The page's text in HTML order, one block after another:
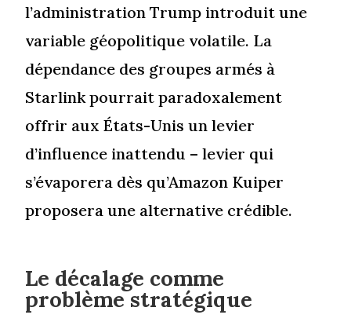
l’administration Trump introduit une
variable géopolitique volatile. La
dépendance des groupes armés à
Starlink pourrait paradoxalement
offrir aux États-Unis un levier
d’influence inattendu – levier qui
s’évaporera dès qu’Amazon Kuiper
proposera une alternative crédible.
Le décalage comme
problème stratégique